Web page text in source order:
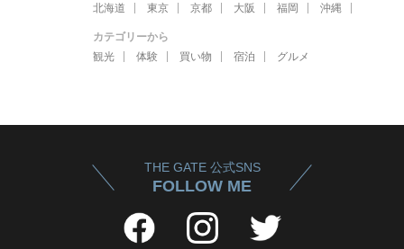
北海道
東京 京都 大阪 福岡 沖縄
カテゴリーから
観光
体験 買い物 宿泊 グルメ
THE GATE 公式SNS
FOLLOW ME